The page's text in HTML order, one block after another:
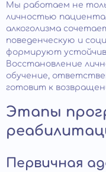
Мы работаем не
личностью
алкоголизма
поведенческую и
формируют
Восстановление
обучение,
готовит к
Этапы
Первичная